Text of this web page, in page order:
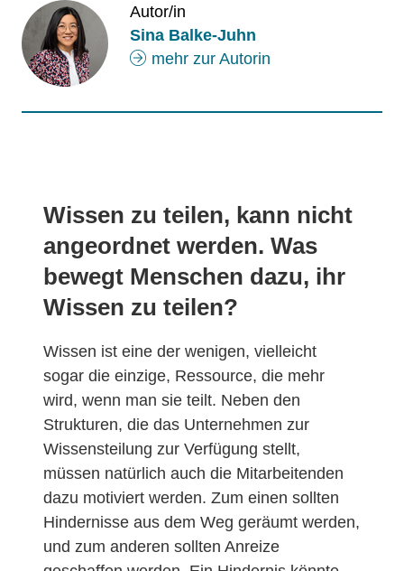
Autor/in
Sina Balke-Juhn
mehr zur Autorin
Wissen zu teilen, kann nicht
angeordnet werden. Was
bewegt Menschen dazu, ihr
Wissen zu teilen?
Wissen ist eine der wenigen, vielleicht
sogar die einzige, Ressource, die mehr
wird, wenn man sie teilt. Neben den
Strukturen, die das Unternehmen zur
Wissensteilung zur Verfügung stellt,
müssen natürlich auch die Mitarbeitenden
dazu motiviert werden. Zum einen sollten
Hindernisse aus dem Weg geräumt werden,
und zum anderen sollten Anreize